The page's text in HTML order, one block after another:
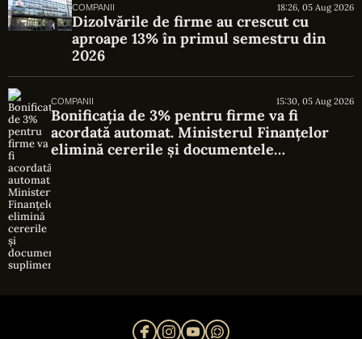
COMPANII 18:26, 05 Aug 2026
Dizolvările de firme au crescut cu
aproape 13% în primul semestru din
2026
COMPANII 15:30, 05 Aug 2026
Bonificația de 3% pentru firme va fi
acordată automat. Ministerul Finanțelor
elimină cererile și documentele